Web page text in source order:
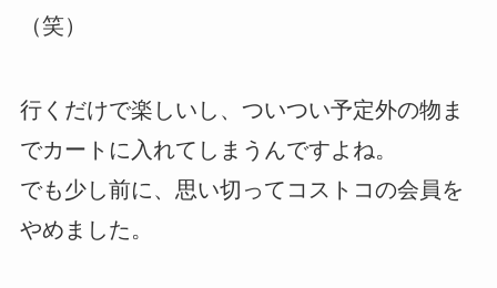
（笑）
行くだけで楽しいし、ついつい予定外の物ま
でカートに入れてしまうんですよね。
でも少し前に、思い切ってコストコの会員を
やめました。